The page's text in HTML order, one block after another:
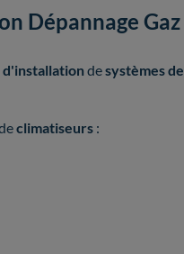
Dépannage Gaz
d'installationdesystèmes de
climatiseurs :